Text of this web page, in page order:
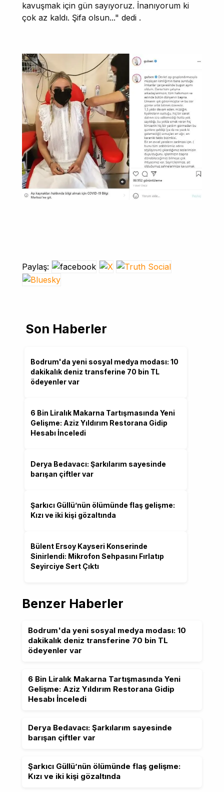
kavuşmak için gün sayıyoruz. İnanıyorum ki
çok az kaldı. Şifa olsun..." dedi .
Paylaş:
Son Haberler
Bodrum'da yeni sosyal medya modası: 10
dakikalık deniz transferine 70 bin TL
ödeyenler var
6 Bin Liralık Makarna Tartışmasında Yeni
Gelişme: Aziz Yıldırım Restorana Gidip
Hesabı İnceledi
Derya Bedavacı: Şarkılarım sayesinde
barışan çiftler var
Şarkıcı Güllü’nün ölümünde flaş gelişme:
Kızı ve iki kişi gözaltında
Bülent Ersoy Kayseri Konserinde
Sinirlendi: Mikrofon Sehpasını Fırlatıp
Seyirciye Sert Çıktı
Benzer Haberler
Bodrum'da yeni sosyal medya modası: 10
dakikalık deniz transferine 70 bin TL
ödeyenler var
6 Bin Liralık Makarna Tartışmasında Yeni
Gelişme: Aziz Yıldırım Restorana Gidip
Hesabı İnceledi
Derya Bedavacı: Şarkılarım sayesinde
barışan çiftler var
Şarkıcı Güllü’nün ölümünde flaş gelişme:
Kızı ve iki kişi gözaltında